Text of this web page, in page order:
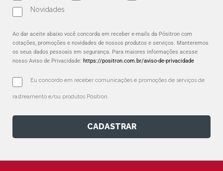
Novidades
Ao dar aceite abaixo você concorda em receber e-mails da Pósitron com
cotações, promoções e novidades de nossos produtos e serviços. Manteremos
os seus dados pessoais em segurança. Para maiores informações acesse
nosso Aviso de Privacidade: https://positron.com.br/aviso-de-privacidade
Eu concordo em receber comunicações e promoções de serviços de
rastreamento e/ou produtos Pósitron.
CADASTRAR